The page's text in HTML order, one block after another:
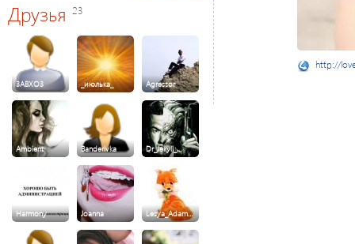
Друзья 23
3ABXO3 _июлька_ Agressor
Ambient Banderivka Dr_Jekyll_…
Harmony Joanna Lesya_Adam…
http://